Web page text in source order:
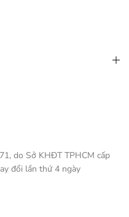
do Sở KHĐT TPHCM cấp
đổi lần thứ 4 ngày